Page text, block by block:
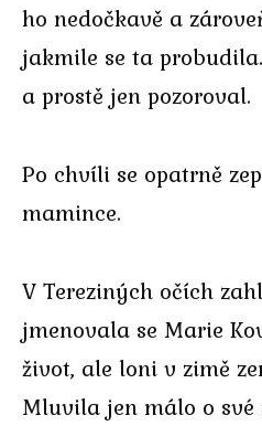
ho nedočkavě a
jakmile se ta
a prostě jen pozoroval.
Po chvíli se opatrně
mamince.
V Tereziných očích
jmenovala se Marie
život, ale loni v zimě
Mluvila jen málo o své